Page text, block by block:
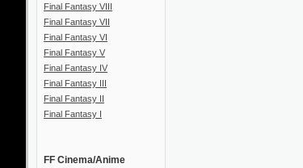
Final Fantasy VIII
Final Fantasy VII
Final Fantasy VI
Final Fantasy V
Final Fantasy IV
Final Fantasy III
Final Fantasy II
Final Fantasy I
FF Cinema/Anime